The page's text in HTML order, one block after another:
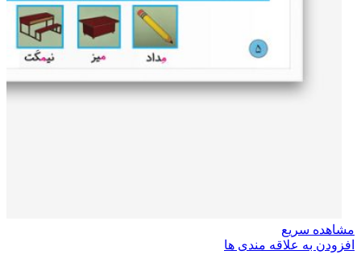
مشاهده سریع
افزودن به علاقه مندی ها